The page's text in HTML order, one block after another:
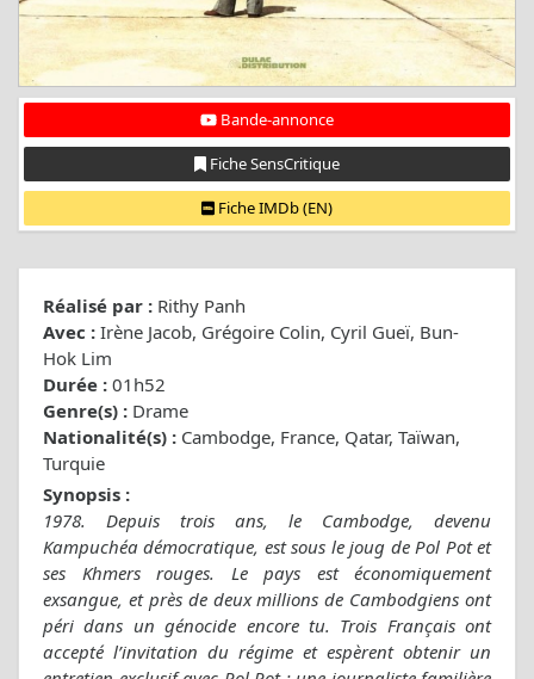
Bande-annonce
Fiche SensCritique
Fiche IMDb (EN)
Réalisé par : Rithy Panh
Avec : Irène Jacob, Grégoire Colin, Cyril Gueï, Bun-
Hok Lim
Durée : 01h52
Genre(s) : Drame
Nationalité(s) : Cambodge, France, Qatar, Taïwan,
Turquie
Synopsis :
1978. Depuis trois ans, le Cambodge, devenu
Kampuchéa démocratique, est sous le joug de Pol Pot et
ses Khmers rouges. Le pays est économiquement
exsangue, et près de deux millions de Cambodgiens ont
péri dans un génocide encore tu. Trois Français ont
accepté l’invitation du régime et espèrent obtenir un